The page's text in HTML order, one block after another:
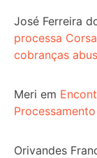
José Ferreira
processa
cobranças
Meri em
Orivandes